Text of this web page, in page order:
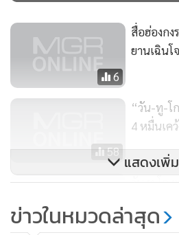
อย่างไรก็ตาม บริษัทไม่มีแผนปรับลด
การบินอื่น เพราะสามารถบริหารจัด
ที่มีอยู่ให้ลงตัวในต้นทุนที่พอเหมาะ แ
ปรับลดค่าธรรมเนียมน้ำมัน ตามราค
ลดลงอย่างต่อเนื่องในช่วงนี้ เพราะม
แต่มีแนวโน้มผันผวนตลอดเวลา
6
สื่อฮ่องก
ยานเฉินโ
58
“วัน-ทู-โ
4 หมื่นเค
106
วัน ทู โก
แสดงเพิ่
ข่าวในหมวดล่าสุด